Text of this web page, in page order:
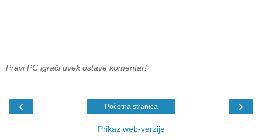
Pravi PC igrači uvek ostave komentar!
‹ ›
Početna stranica
Prikaz web-verzije